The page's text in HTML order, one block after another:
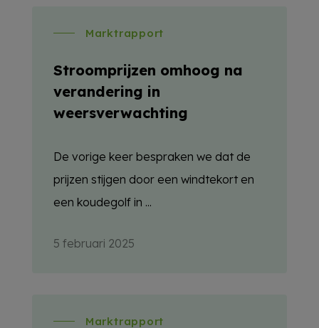
Marktrapport
Stroomprijzen omhoog na
verandering in
weersverwachting
De vorige keer bespraken we dat de
prijzen stijgen door een windtekort en
een koudegolf in ...
5 februari 2025
Marktrapport